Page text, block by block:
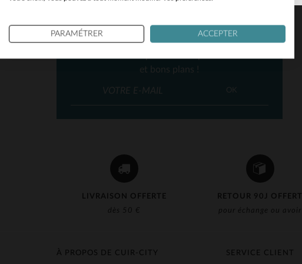
LIVRAISON OFFERTE
dès 50 €
RETOUR 90J OFFERT
pour échange ou avoir
NEWSLETTER
et bons plans !
OK
SERVICE CLIENT
À PROPOS DE CUIR-CITY
PARAMÉTRER ACCEPTER